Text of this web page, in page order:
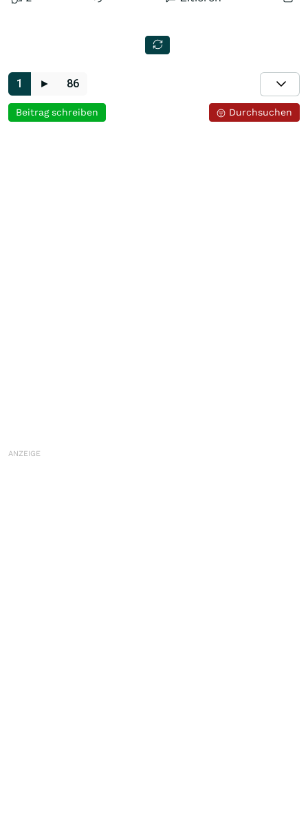
1 ► 86
Durchsuchen
Beitrag schreiben